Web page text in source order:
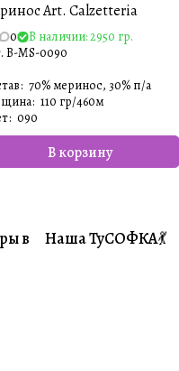
Art. Calzetteria
0
В наличии: 2950 гр.
B-MS-0090
В корзину
: 70% меринос, 30% п/а
: 110 гр/460м
: 090
в
#Совместники
Наша ТуСОФКА💃